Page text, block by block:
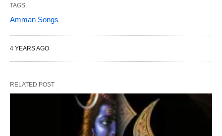
TAGS:
Amman Songs
4 YEARS AGO
RELATED POST